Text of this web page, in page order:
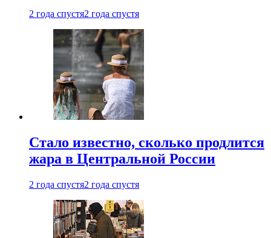
2 года спустя2 года спустя
Стало известно, сколько продлится
жара в Центральной России
2 года спустя2 года спустя